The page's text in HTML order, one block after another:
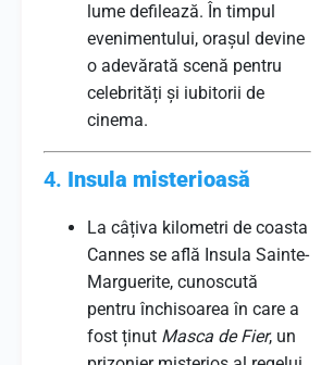
lume defilează. În timpul
evenimentului, orașul devine
o adevărată scenă pentru
celebrități și iubitorii de
cinema.
4. Insula misterioasă
La câțiva kilometri de coasta
Cannes se află Insula Sainte-
Marguerite, cunoscută
pentru închisoarea în care a
fost ținut Masca de Fier, un